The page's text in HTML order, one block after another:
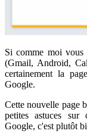
Si comme moi vous
(Gmail, Android,
certainement la
Google.
Cette nouvelle page
petites astuces sur
Google, c'est plutôt